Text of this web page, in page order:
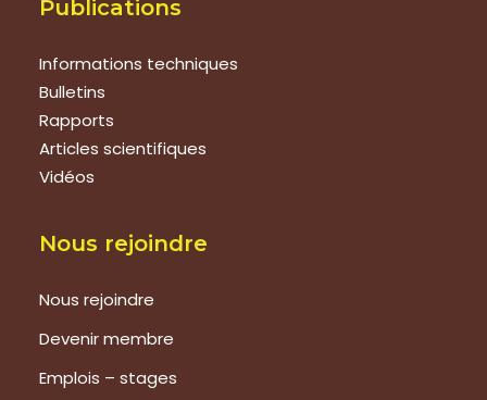
Publications
Informations techniques
Bulletins
Rapports
Articles scientifiques
Vidéos
Nous rejoindre
Nous rejoindre
Devenir membre
Emplois – stages